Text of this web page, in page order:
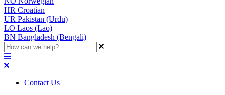
HR Croatian
UR Pakistan (Urdu)
LO Laos (Lao)
BN Bangladesh (Bengali)
Contact Us